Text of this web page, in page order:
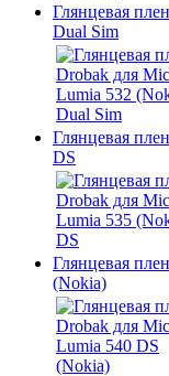
Глянцевая
Dual Sim
Глянцевая
DS
Глянцевая
(Nokia)